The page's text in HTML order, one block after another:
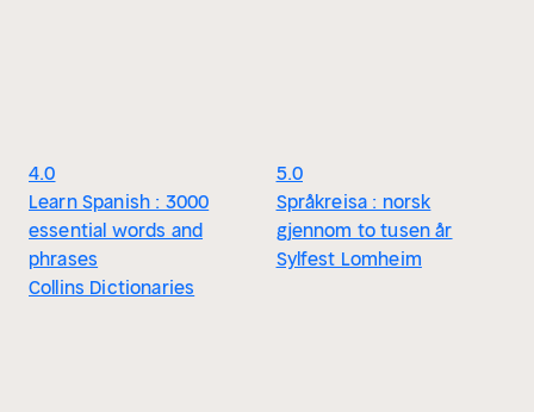
4.0
Learn Spanish : 3000
essential words and
phrases
Collins Dictionaries
5.0
Språkreisa : norsk
gjennom to tusen år
Sylfest Lomheim